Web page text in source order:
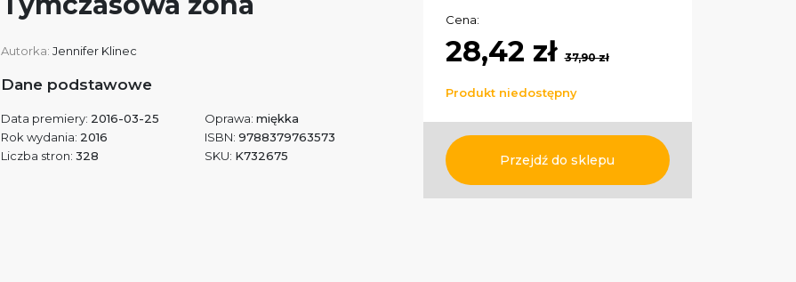
Autorka: Jennifer Klinec
Dane podstawowe
Data premiery: 2016-03-25
Rok wydania: 2016
Liczba stron: 328
Oprawa: miękka
ISBN: 9788379763573
SKU: K732675
Cena:
28,42 zł37,90 zł
Produkt niedostępny
Przejdź do sklepu